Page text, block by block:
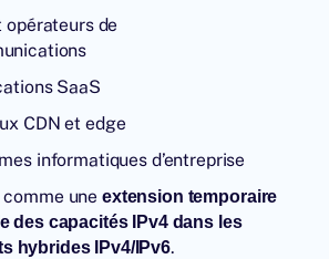
opérateurs de
SaaS
CDN et edge
informatiques d’entreprise
uneextension temporaire
des capacités IPv4 dans les
hybrides IPv4/IPv6.